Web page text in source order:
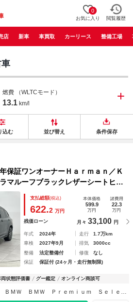
0
お気に入り 閲覧履歴
店 新車 車買取 カーリース 整備工場
燃費 （WLTCモード）
13.1 km/l
込む 並び替え 条件保存
証ワンオーナーＨａｒｍａｎ／Ｋ
マルーフブラックレザーシートヒー
イトＤアシストプロパークアシスト
２０ＡＷ
支払総額(税込)
622.2 万円
本体価格
599.9
万円
諸費用
22.3
万円
残価ローン 月々 33,100 円
年式 2024年 走行
1.7万km
車検
2027年9月 排気
3000cc
整備
法定整備付 修復
なし
保証
保証付 (24ヶ月・走行無制限)
両状態評価書 グー鑑定 オンライン商談可
Ｔｏｔｏ ＢＭＷ ＢＭＷ Ｐｒｅｍｉｕｍ Ｓｅｌｅｃｔｉｏｎ 東大和